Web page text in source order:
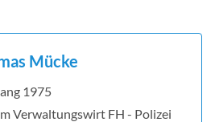
Mücke
1975
Verwaltungswirt FH - Polizei